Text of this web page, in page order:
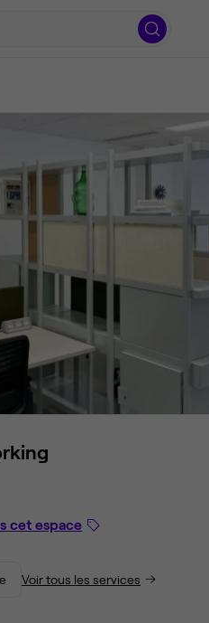
cet espace
Voir tous les services